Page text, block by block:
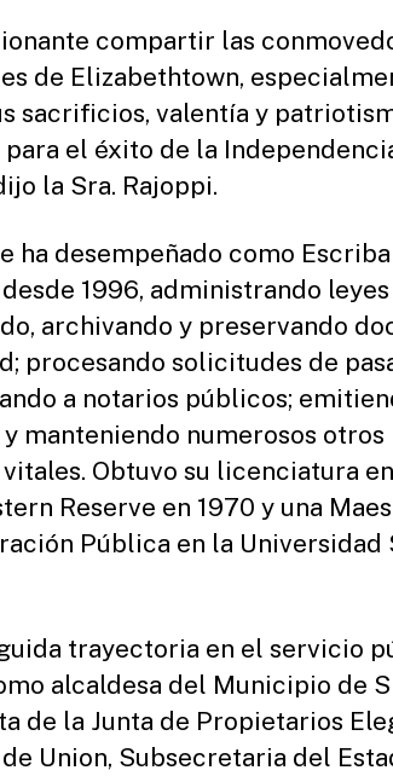
compartir las
de Elizabethtown,
sacrificios, valentía y
el éxito de la
la Sra. Rajoppi.
ha desempeñado como
1996, administrando
archivando y preservando
procesando solicitudes de
a notarios públicos;
manteniendo numerosos
Obtuvo su licenciatura
Reserve en 1970 y una
Pública en la Universidad
trayectoria en el servicio
alcaldesa del Municipio de
de la Junta de Propietarios
Union, Subsecretaria del